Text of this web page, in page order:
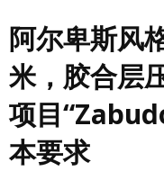
阿尔卑斯风
米，胶合层
项目
本要求